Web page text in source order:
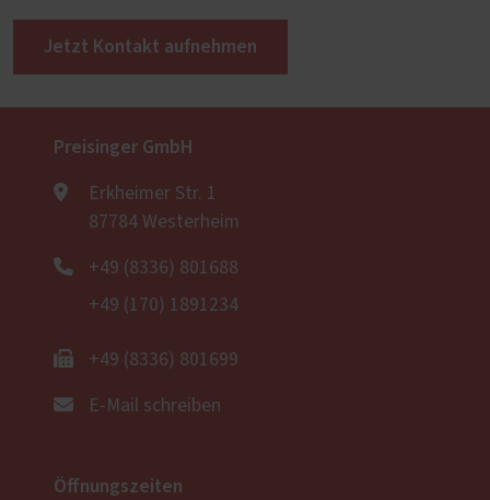
Jetzt Kontakt aufnehmen
Preisinger GmbH
Erkheimer Str. 1
87784 Westerheim
+49 (8336) 801688
+49 (170) 1891234
+49 (8336) 801699
E-Mail schreiben
Öffnungszeiten